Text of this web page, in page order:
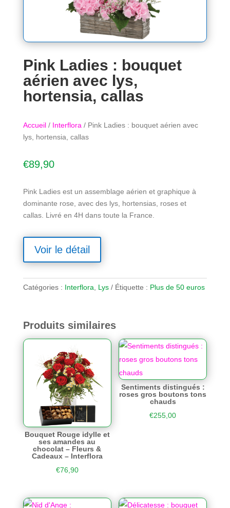
Pink Ladies : bouquet
aérien avec lys,
hortensia, callas
Accueil/ Interflora / Pink Ladies : bouquet aérien avec
lys, hortensia, callas
€89,90
Pink Ladies est un assemblage aérien et graphique à
dominante rose, avec des lys, hortensias, roses et
callas. Livré en 4H dans toute la France.
Voir le détail
Catégories : Interflora Lys Étiquette : Plus de 50 euros
Produits similaires
Bouquet Rouge idylle et
ses amandes au
chocolat – Fleurs &
Cadeaux – Interflora
€76,90
Sentiments distingués :
roses gros boutons tons
chauds
€255,00